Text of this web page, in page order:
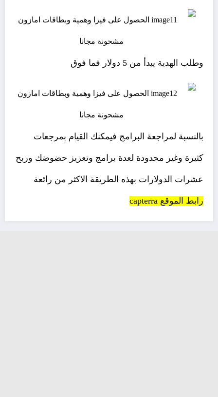
وطلب الهدية يبدأ من 5 دولار فما فوق
بالنسبة لمراجعة البرامج فيمكنك القيام بمرجعات
كثيرة وغير محدودة لعدة برامج وتعزيز حضوضك وربح
عشرات الدولارات بهذه الطريقة الاكثر من رائعة
رابط الموقع capterra